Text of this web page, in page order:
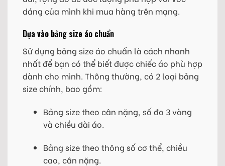
dáng của mình khi mua hàng trên mạng.
Dựa vào bảng size áo chuẩn
Sử dụng bảng size áo chuẩn là cách nhanh
nhất để bạn có thể biết được chiếc áo phù hợp
dành cho mình. Thông thường, có 2 loại bảng
size chính, bao gồm:
Bảng size theo cân nặng, số đo 3 vòng
và chiều dài áo.
Bảng size theo thông số cơ thể, chiều
cao, cân nặng.